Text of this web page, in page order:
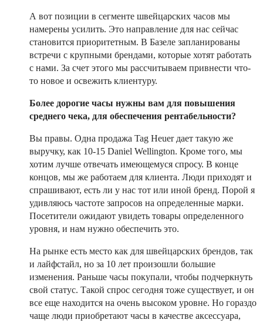
А вот позиции в сегменте швейцарских часов мы
намерены усилить. Это направление для нас сейчас
становится приоритетным. В Базеле запланированы
встречи с крупными брендами, которые хотят работать
с нами. За счет этого мы рассчитываем привнести что-
то новое и освежить клиентуру.
Более дорогие часы нужны вам для повышения
среднего чека, для обеспечения рентабельности?
Вы правы. Одна продажа Tag Heuer дает такую же
выручку, как 10-15 Daniel Wellington. Кроме того, мы
хотим лучше отвечать имеющемуся спросу. В конце
концов, мы же работаем для клиента. Люди приходят и
спрашивают, есть ли у нас тот или иной бренд. Порой я
удивляюсь частоте запросов на определенные марки.
Посетители ожидают увидеть товары определенного
уровня, и нам нужно обеспечить это.
На рынке есть место как для швейцарских брендов, так
и лайфстайл, но за 10 лет произошли большие
изменения. Раньше часы покупали, чтобы подчеркнуть
свой статус. Такой спрос сегодня тоже существует, и он
все еще находится на очень высоком уровне. Но гораздо
чаще люди приобретают часы в качестве аксессуара,